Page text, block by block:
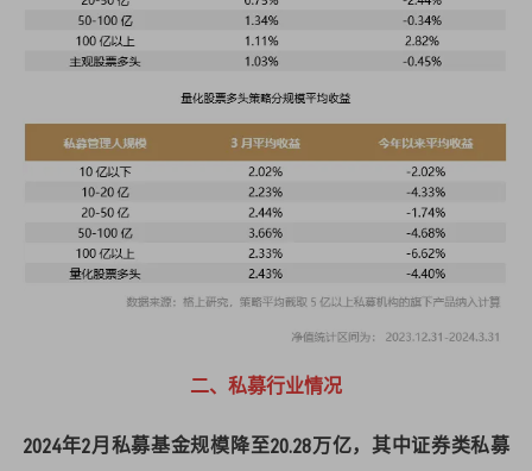
二、私募行业情况
2024年2月私募基金规模降至20.28万亿，其中证券类私募